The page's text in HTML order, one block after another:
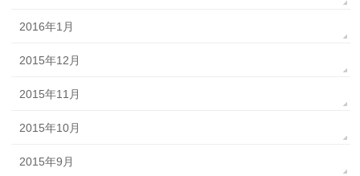
2016年1月
2015年12月
2015年11月
2015年10月
2015年9月